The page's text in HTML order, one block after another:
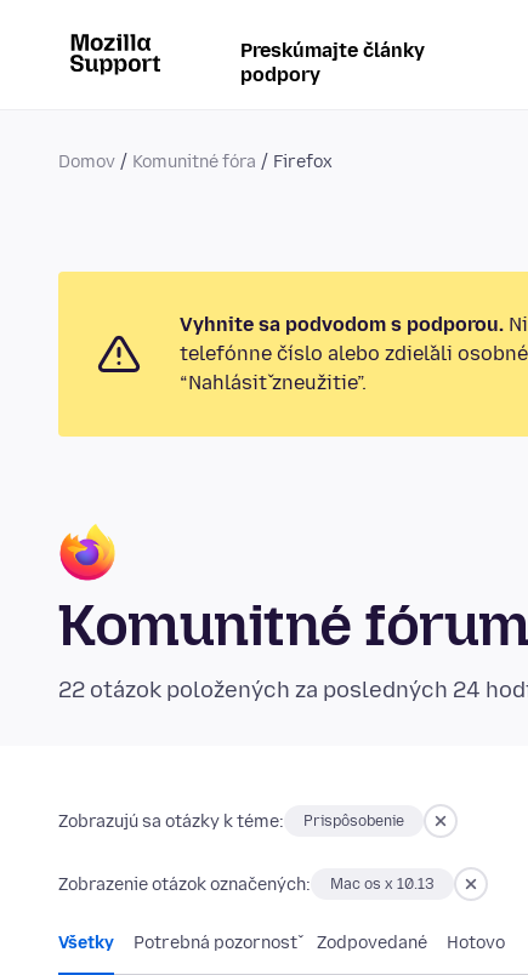
Preskúmajte články
podpory
Domov Komunitné fóra Firefox
Vyhnite sa podvodom s podporou.
telefónne číslo alebo zdieľali
“Nahlásiť zneužitie”.
Komunitné
22 otázok položených za posledných 24
Zobrazujú sa otázky k téme: Prispôsobenie
Zobrazenie otázok označených: Mac os x 10.13
Všetky Potrebná pozornosť Zodpovedané Hotovo